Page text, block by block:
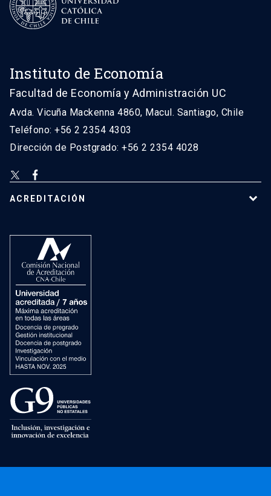
Instituto de Economía
Facultad de Economía y Administración UC
Avda. Vicuña Mackenna 4860, Macul. Santiago, Chile
Teléfono: +56 2 2354 4303
Dirección de Postgrado: +56 2 2354 4028
ACREDITACIÓN